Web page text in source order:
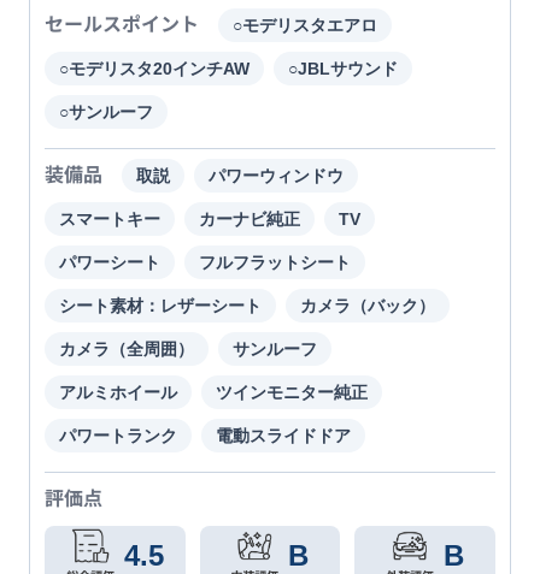
セールスポイント ○モデリスタエアロ
○モデリスタ20インチAW ○JBLサウンド
○サンルーフ
装備品 取説 パワーウィンドウ
スマートキー カーナビ純正 TV
パワーシート フルフラットシート
シート素材：レザーシート カメラ（バック）
カメラ（全周囲） サンルーフ
アルミホイール ツインモニター純正
パワートランク 電動スライドドア
評価点
4.5 B B